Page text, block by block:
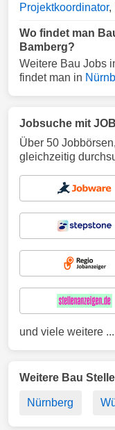
Projektkoordinator,
Wo findet man
Bamberg?
Weitere Bau Jobs
findet man in
Jobsuche mit
Über 50
gleichzeitig
und viele weitere ...
Weitere Bau
Nürnberg